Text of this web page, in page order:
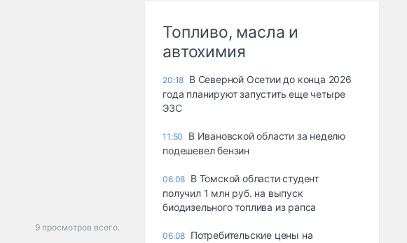
9 просмотров всего.
Топливо, масла и
автохимия
20:18 В Северной Осетии до конца 2026
года планируют запустить еще четыре
ЭЗС
11:50
В Ивановской области за неделю
подешевел бензин
06.08 В Томской области студент
получил 1 млн руб. на выпуск
биодизельного топлива из рапса
06.08 Потребительские цены на